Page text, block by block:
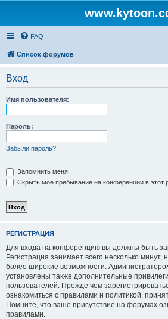
FAQ
Список форумов
Вход
Имя пользователя:
Пароль:
Забыли пароль?
Запомнить меня
Скрыть моё пребывание на конференции в этот
РЕГИСТРАЦИЯ
Для входа на конференцию вы должны быть
Регистрация занимает всего несколько минут,
более широкие возможности.
установлены также дополнительные
пользователей. Прежде чем
ознакомиться с правилами и политикой,
Помните, что ваше присутствие на форумах
правилами.